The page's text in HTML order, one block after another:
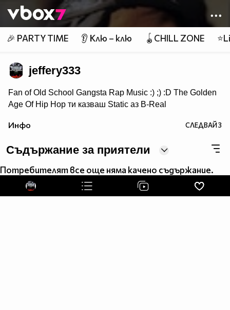
👾
🎉 PARTY TIME 👂 Клю – клю 🪀CHILL ZONE
jeffery333
Fan of Old School Gangsta Rap Music :) ;) :D The Golden
Age Of Hip Hop ти казваш Static аз B-Real
Snoop Doggy Dogg ти казваш Akon аз Eminem ти
Инфо СЛЕДВАЙ3
Съдържание за приятели
Потребителят все още няма качено съдържание.